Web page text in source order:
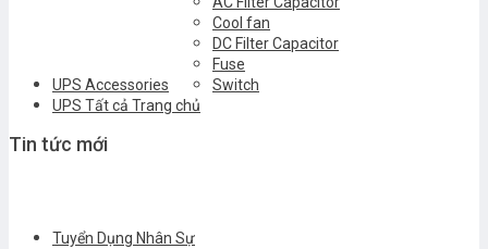
UPS Accessories
Cool fan
DC Filter Capacitor
Fuse
Switch
UPS Tất cả Trang chủ
Tin tức mới
Tuyển Dụng Nhân Sự